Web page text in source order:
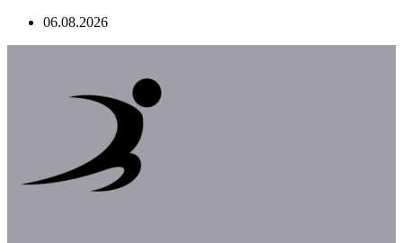
Перейти06.08.2026